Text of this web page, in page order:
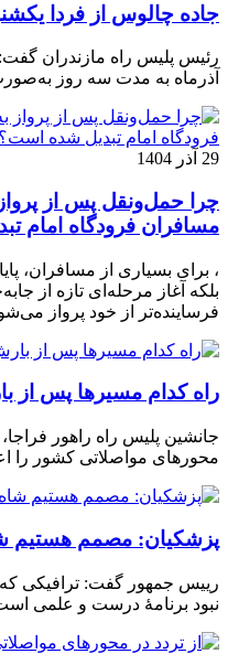
جاده چالوس از فردا یکشنبه به مدت
آذرماه به مدت سه روز
29 آذر 1404
چرا حمل‌ونقل پس از
مسافران فرودگاه امام
، برای بسیاری از مسافران،
بلکه آغاز مرحله‌ای تازه از
فرساینده‌تر از خود پرواز
راه کدام مسیرها پس
جانشین پلیس راه راهور
محورهای مواصلاتی کشور را
پزشکیان: مصمم هستیم
رییس جمهور گفت: ترافیکی که
نبود برنامۀ درست و علمی